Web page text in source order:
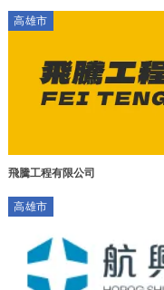
高雄市
飛騰工程有限公司
高雄市